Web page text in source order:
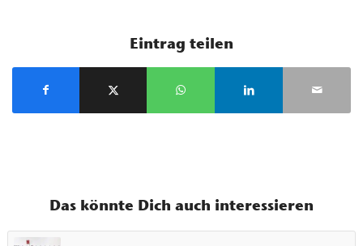
Eintrag teilen
Das könnte Dich auch interessieren